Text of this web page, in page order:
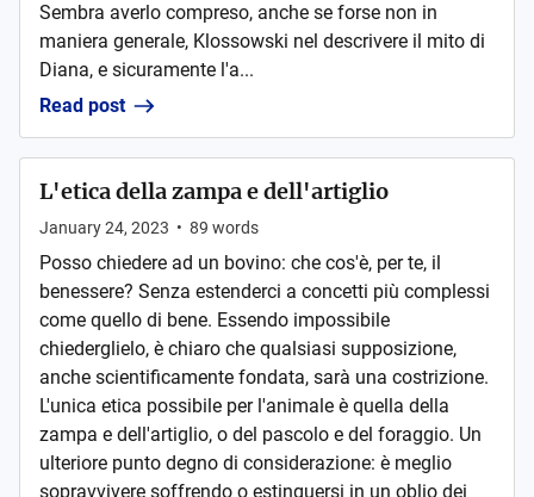
Sembra averlo compreso, anche se forse non in
maniera generale, Klossowski nel descrivere il mito di
Diana, e sicuramente l'a...
Read post
L'etica della zampa e dell'artiglio
January 24, 2023 • 89 words
Posso chiedere ad un bovino: che cos'è, per te, il
benessere? Senza estenderci a concetti più complessi
come quello di bene. Essendo impossibile
chiederglielo, è chiaro che qualsiasi supposizione,
anche scientificamente fondata, sarà una costrizione.
L'unica etica possibile per l'animale è quella della
zampa e dell'artiglio, o del pascolo e del foraggio. Un
ulteriore punto degno di considerazione: è meglio
sopravvivere soffrendo o estinguersi in un oblio dei